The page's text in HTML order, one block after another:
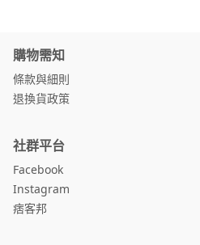
購物需知
條款與細則
退換貨政策
社群平台
Facebook
Instagram
痞客邦